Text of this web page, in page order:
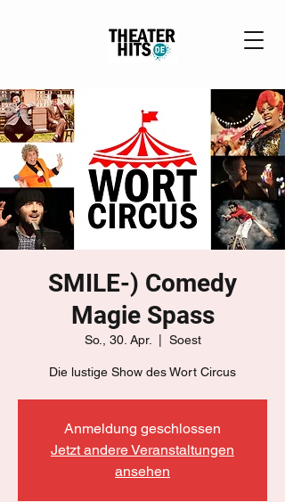
SMILE-) Comedy
Magie Spass
So., 30. Apr. Soest
Die lustige Show des Wort Circus
Anmeldung geschlossen
Jetzt andere Veranstaltungen
ansehen